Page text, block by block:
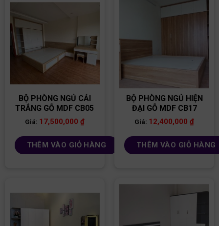
BỘ PHÒNG NGỦ CẢI
TRẮNG GỖ MDF CB05
Giá: 17,500,000 ₫
THÊM VÀO GIỎ HÀNG
BỘ PHÒNG NGỦ HIỆN
ĐẠI GỖ MDF CB17
Giá: 12,400,000₫
THÊM VÀO GIỎ HÀNG